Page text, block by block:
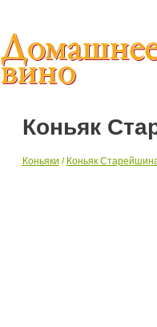
Коньяк
Коньяки / Коньяк